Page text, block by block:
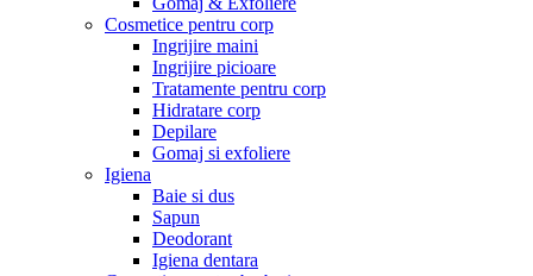
Cosmetice pentru corp
Ingrijire maini
Ingrijire picioare
Tratamente pentru corp
Hidratare corp
Depilare
Gomaj si exfoliere
Igiena
Baie si dus
Sapun
Deodorant
Igiena dentara